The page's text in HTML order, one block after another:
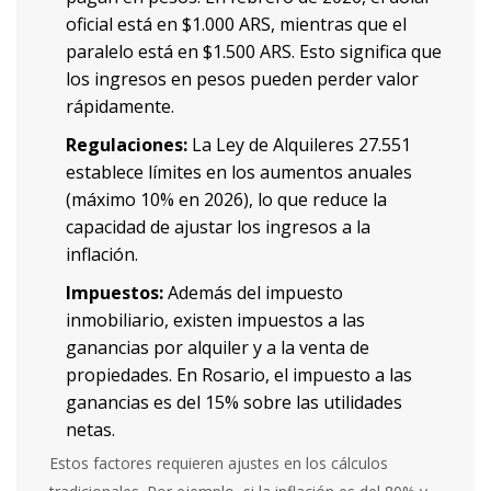
oficial está en $1.000 ARS, mientras que el
paralelo está en $1.500 ARS. Esto significa que
los ingresos en pesos pueden perder valor
rápidamente.
Regulaciones: La Ley de Alquileres 27.551
establece límites en los aumentos anuales
(máximo 10% en 2026), lo que reduce la
capacidad de ajustar los ingresos a la
inflación.
Impuestos:Además del impuesto
inmobiliario, existen impuestos a las
ganancias por alquiler y a la venta de
propiedades. En Rosario, el impuesto a las
ganancias es del 15% sobre las utilidades
netas.
Estos factores requieren ajustes en los cálculos